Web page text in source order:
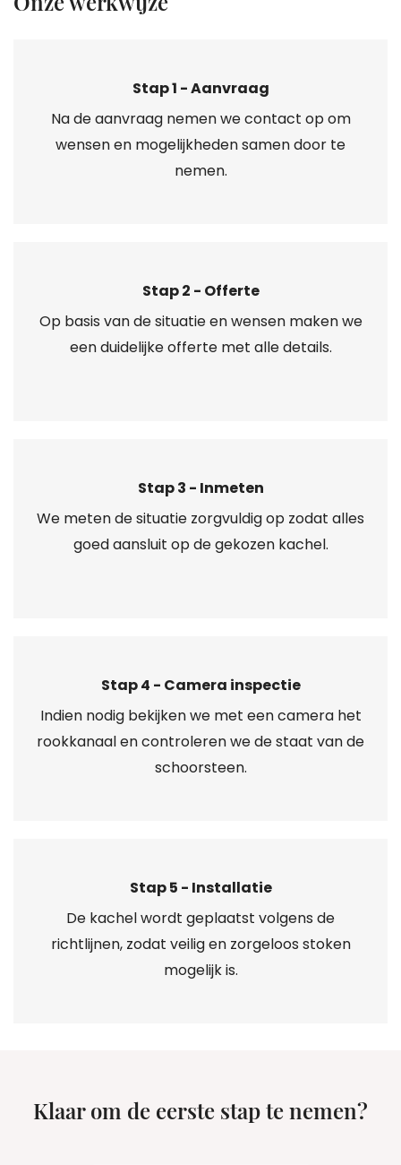
Stap 1 - Aanvraag
Na de aanvraag nemen we contact op om
wensen en mogelijkheden samen door te
nemen.
Stap 2 - Offerte
Op basis van de situatie en wensen maken we
een duidelijke offerte met alle details.
Stap 3 - Inmeten
We meten de situatie zorgvuldig op zodat alles
goed aansluit op de gekozen kachel.
Stap 4 - Camera inspectie
Indien nodig bekijken we met een camera het
rookkanaal en controleren we de staat van de
schoorsteen.
Stap 5 - Installatie
De kachel wordt geplaatst volgens de
richtlijnen, zodat veilig en zorgeloos stoken
mogelijk is.
Klaar om de eerste stap te nemen?